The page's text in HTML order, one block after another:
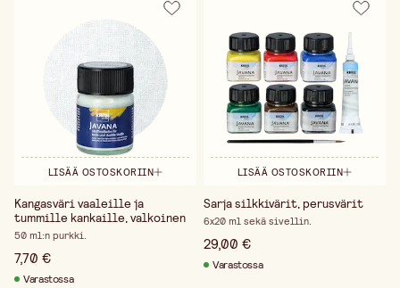
LISÄÄ OSTOSKORIIN
Kangasväri vaaleille ja
tummille kankaille, valkoinen
50 ml:n purkki.
7,70 €
Varastossa
LISÄÄ OSTOSKORIIN
Sarja silkkivärit, perusvärit
6x20 ml sekä sivellin.
29,00 €
Varastossa